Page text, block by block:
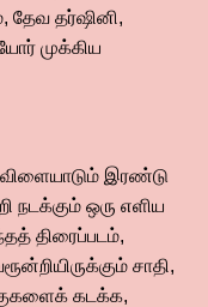
தர்ஷினி,
முக்கிய
விளையாடும் இரண்டு
நடக்கும் ஒரு எளிய
திரைப்படம்,
சாதி,
கடக்க,